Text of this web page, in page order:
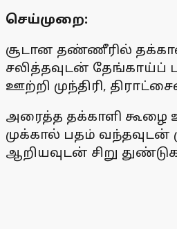
செய்முறை:
சூடான தண்ணீரில்
சலித்தவுடன் தேங்காய்ப்
ஊற்றி முந்திரி,
அரைத்த தக்காளி கூழை
முக்கால் பதம் வந்தவுடன்
ஆறியவுடன் சிறு